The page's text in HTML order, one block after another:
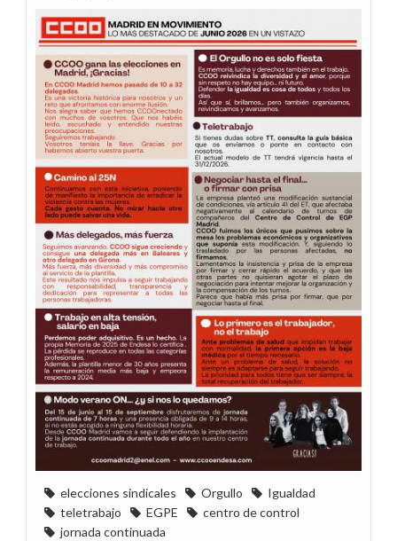
no
elecciones sindicales Orgullo
Igualdad
teletrabajo
EGPE
centro de control
jornada continuada